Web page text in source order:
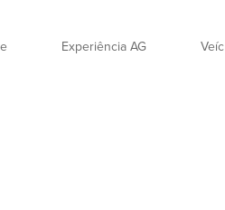
Experiência AG